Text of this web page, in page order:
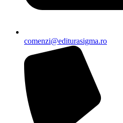
comenzi@editurasigma.ro